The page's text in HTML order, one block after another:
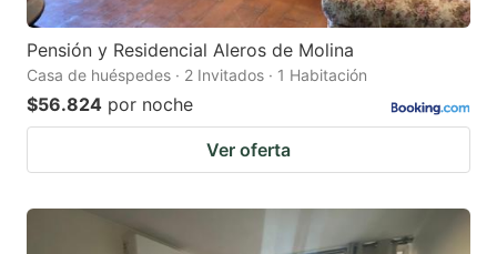
Pensión y Residencial Aleros de Molina
Casa de huéspedes · 2 Invitados · 1 Habitación
$56.824 por noche
Ver oferta